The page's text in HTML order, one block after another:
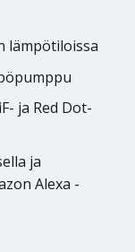
lämpötiloissa
ja Red Dot-
ja
Alexa -